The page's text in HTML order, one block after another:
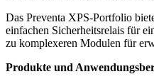
Das Preventa XPS-Portfolio
einfachen Sicherheitsrelais für
zu komplexeren Modulen für
Produkte und